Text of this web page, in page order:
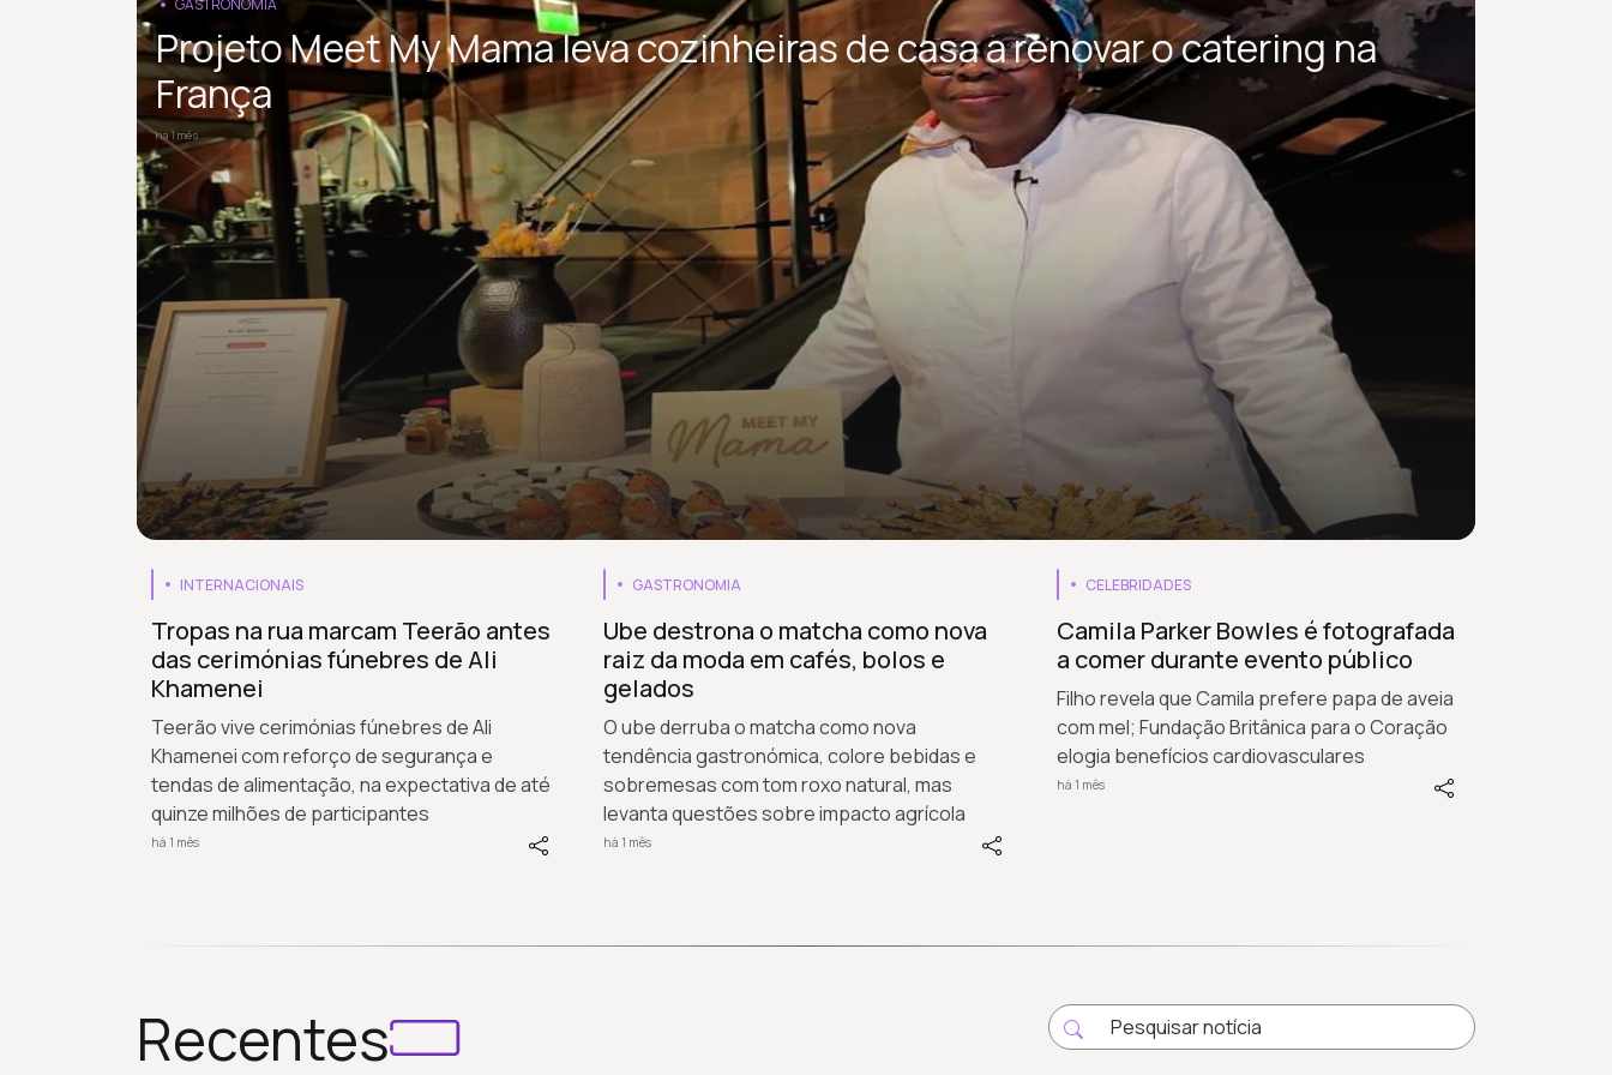
GASTRONOMIA
Projeto Meet My Mama leva cozinheiras de casa a renovar o catering na
França
há 1 mês
INTERNACIONAIS
Tropas na rua marcam Teerão antes
das cerimónias fúnebres de Ali
Khamenei
Teerão vive cerimónias fúnebres de Ali
Khamenei com reforço de segurança e
tendas de alimentação, na expectativa de até
quinze milhões de participantes
há 1 mês
GASTRONOMIA
Ube destrona o matcha como nova
raiz da moda em cafés, bolos e
gelados
O ube derruba o matcha como nova
tendência gastronómica, colore bebidas e
sobremesas com tom roxo natural, mas
levanta questões sobre impacto agrícola
há 1 mês
CELEBRIDADES
Camila Parker Bowles é fotografada
a comer durante evento público
Filho revela que Camila prefere papa de aveia
com mel; Fundação Britânica para o Coração
elogia benefícios cardiovasculares
há 1 mês
Recentes